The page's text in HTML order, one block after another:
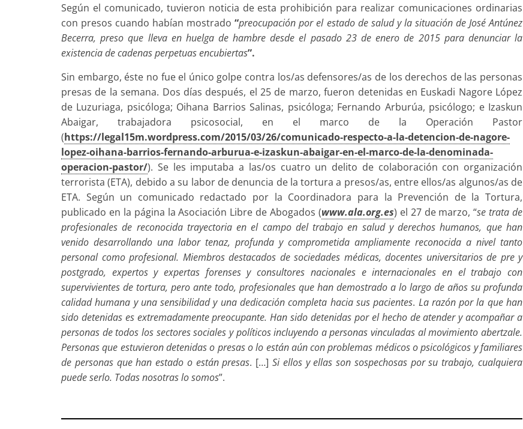
Según el comunicado, tuvieron noticia de esta prohibición para realizar comunicaciones ordinarias
con presos cuando habían mostrado “preocupación por el estado de salud y la situación de José Antúnez
Becerra, preso que lleva en huelga de hambre desde el pasado 23 de enero de 2015 para denunciar la
existencia de cadenas perpetuas encubiertas”.
Sin embargo, éste no fue el único golpe contra los/as defensores/as de los derechos de las personas
presas de la semana. Dos días después, el 25 de marzo, fueron detenidas en Euskadi Nagore López
de Luzuriaga, psicóloga; Oihana Barrios Salinas, psicóloga; Fernando Arburúa, psicólogo; e Izaskun
Abaigar, trabajadora psicosocial, en el marco de la Operación Pastor
(https://legal15m.wordpress.com/2015/03/26/comunicado-respecto-a-la-detencion-de-nagore-
lopez-oihana-barrios-fernando-arburua-e-izaskun-abaigar-en-el-marco-de-la-denominada-
operacion-pastor/). Se les imputaba a las/os cuatro un delito de colaboración con organización
terrorista (ETA), debido a su labor de denuncia de la tortura a presos/as, entre ellos/as algunos/as de
ETA. Según un comunicado redactado por la Coordinadora para la Prevención de la Tortura,
publicado en la página la Asociación Libre de Abogados (www.ala.org.es) el 27 de marzo, “se trata de
profesionales de reconocida trayectoria en el campo del trabajo en salud y derechos humanos, que han
venido desarrollando una labor tenaz, profunda y comprometida ampliamente reconocida a nivel tanto
personal como profesional. Miembros destacados de sociedades médicas, docentes universitarios de pre y
postgrado, expertos y expertas forenses y consultores nacionales e internacionales en el trabajo con
supervivientes de tortura, pero ante todo, profesionales que han demostrado a lo largo de años su profunda
calidad humana y una sensibilidad y una dedicación completa hacia sus pacientes. La razón por la que han
sido detenidas es extremadamente preocupante. Han sido detenidas por el hecho de atender y acompañar a
personas de todos los sectores sociales y políticos incluyendo a personas vinculadas al movimiento abertzale.
Personas que estuvieron detenidas o presas o lo están aún con problemas médicos o psicológicos y familiares
de personas que han estado o están presas. […]Si ellos y ellas son sospechosas por su trabajo, cualquiera
puede serlo. Todas nosotras lo somos”.